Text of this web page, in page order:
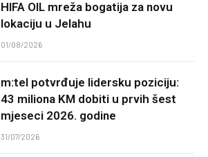
HIFA OIL mreža bogatija za novu
lokaciju u Jelahu
01/08/2026
m:tel potvrđuje lidersku poziciju:
43 miliona KM dobiti u prvih šest
mjeseci 2026. godine
31/07/2026